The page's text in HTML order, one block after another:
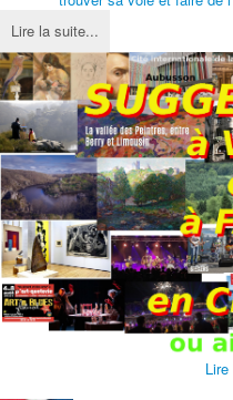
Lire la suite...